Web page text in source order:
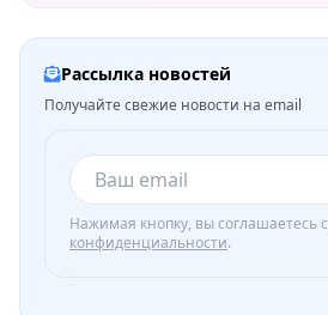
Рассылка новостей
Получайте свежие новости на email
Нажимая кнопку, вы соглашаетесь с
конфиденциальности.